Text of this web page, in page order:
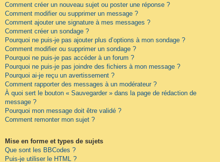
Comment créer un nouveau sujet ou poster une réponse ?
Comment modifier ou supprimer un message ?
Comment ajouter une signature à mes messages ?
Comment créer un sondage ?
Pourquoi ne puis-je pas ajouter plus d’options à mon sondage ?
Comment modifier ou supprimer un sondage ?
Pourquoi ne puis-je pas accéder à un forum ?
Pourquoi ne puis-je pas joindre des fichiers à mon message ?
Pourquoi ai-je reçu un avertissement ?
Comment rapporter des messages à un modérateur ?
À quoi sert le bouton « Sauvegarder » dans la page de rédaction de
message ?
Pourquoi mon message doit être validé ?
Comment remonter mon sujet ?
Mise en forme et types de sujets
Que sont les BBCodes ?
Puis-je utiliser le HTML ?